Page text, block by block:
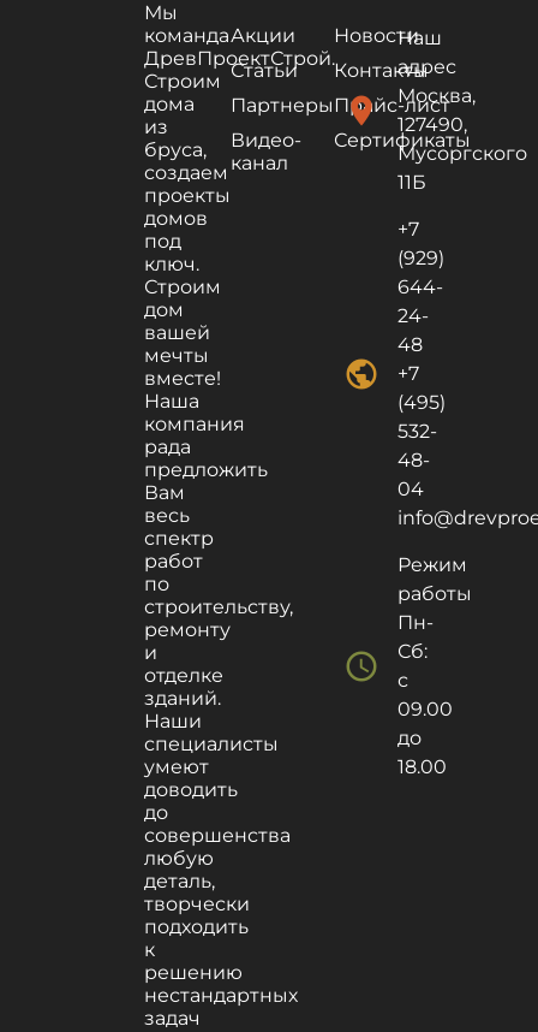
Мы
команда
ДревПроектСтрой.
Строим
дома
из
бруса,
создаем
проекты
домов
под
ключ.
Строим
дом
вашей
мечты
вместе!
Наша
компания
рада
предложить
Вам
весь
спектр
работ
по
строительству,
ремонту
и
отделке
зданий.
Наши
специалисты
умеют
доводить
до
совершенства
любую
деталь,
творчески
подходить
к
решению
нестандартных
задач
Акции
Новости
Статьи
Контакты
Партнеры Прайс-лист
Видео-
канал
Сертификаты
location_on
Наш
адрес
Москва,
127490,
Мусоргского
11Б
public
+7
(929)
644-
24-
48
+7
(495)
532-
48-
04
schedule
Режим
работы
Пн-
Сб:
с
09.00
до
18.00